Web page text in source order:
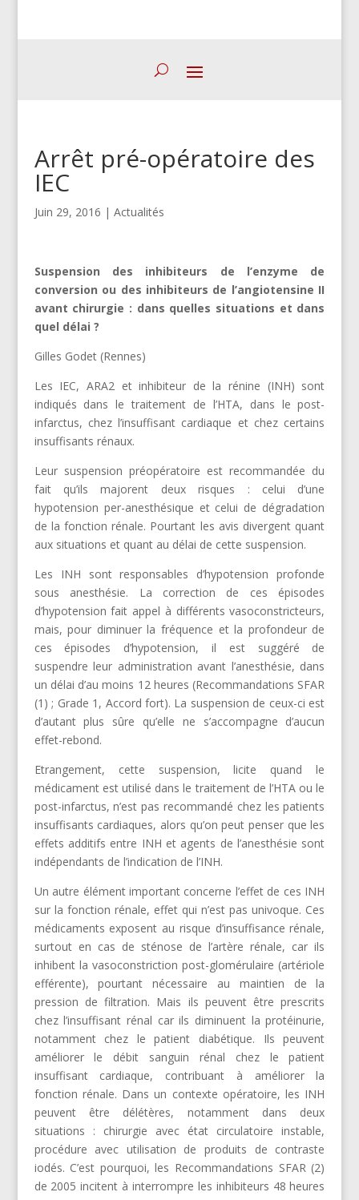
Arrêt pré-opératoire des
IEC
Juin 29, 2016 | Actualités
Suspension des inhibiteurs de l’enzyme de
conversion ou des inhibiteurs de l’angiotensine II
avant chirurgie : dans quelles situations et dans
quel délai ?
Gilles Godet (Rennes)
Les IEC, ARA2 et inhibiteur de la rénine (INH) sont
indiqués dans le traitement de l’HTA, dans le post-
infarctus, chez l’insuffisant cardiaque et chez certains
insuffisants rénaux.
Leur suspension préopératoire est recommandée du
fait qu’ils majorent deux risques : celui d’une
hypotension per-anesthésique et celui de dégradation
de la fonction rénale. Pourtant les avis divergent quant
aux situations et quant au délai de cette suspension.
Les INH sont responsables d’hypotension profonde
sous anesthésie. La correction de ces épisodes
d’hypotension fait appel à différents vasoconstricteurs,
mais, pour diminuer la fréquence et la profondeur de
ces épisodes d’hypotension, il est suggéré de
suspendre leur administration avant l’anesthésie, dans
un délai d’au moins 12 heures (Recommandations SFAR
(1) ; Grade 1, Accord fort). La suspension de ceux-ci est
d’autant plus sûre qu’elle ne s’accompagne d’aucun
effet-rebond.
Etrangement, cette suspension, licite quand le
médicament est utilisé dans le traitement de l’HTA ou le
post-infarctus, n’est pas recommandé chez les patients
insuffisants cardiaques, alors qu’on peut penser que les
effets additifs entre INH et agents de l’anesthésie sont
indépendants de l’indication de l’INH.
Un autre élément important concerne l’effet de ces INH
sur la fonction rénale, effet qui n’est pas univoque. Ces
médicaments exposent au risque d’insuffisance rénale,
surtout en cas de sténose de l’artère rénale, car ils
inhibent la vasoconstriction post-glomérulaire (artériole
efférente), pourtant nécessaire au maintien de la
pression de filtration. Mais ils peuvent être prescrits
chez l’insuffisant rénal car ils diminuent la protéinurie,
notamment chez le patient diabétique. Ils peuvent
améliorer le débit sanguin rénal chez le patient
insuffisant cardiaque, contribuant à améliorer la
fonction rénale. Dans un contexte opératoire, les INH
peuvent être délétères, notamment dans deux
situations : chirurgie avec état circulatoire instable,
procédure avec utilisation de produits de contraste
iodés. C’est pourquoi, les Recommandations SFAR (2)
de 2005 incitent à interrompre les inhibiteurs 48 heures